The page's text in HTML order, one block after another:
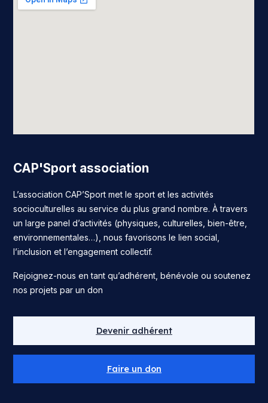
CAP'Sport association
L’association CAP’Sport met le sport et les activités
socioculturelles au service du plus grand nombre. À travers
un large panel d’activités (physiques, culturelles, bien-être,
environnementales…), nous favorisons le lien social,
l’inclusion et l’engagement collectif.
Rejoignez-nous en tant qu’adhérent, bénévole ou soutenez
nos projets par un don
Devenir adhérent
Faire un don